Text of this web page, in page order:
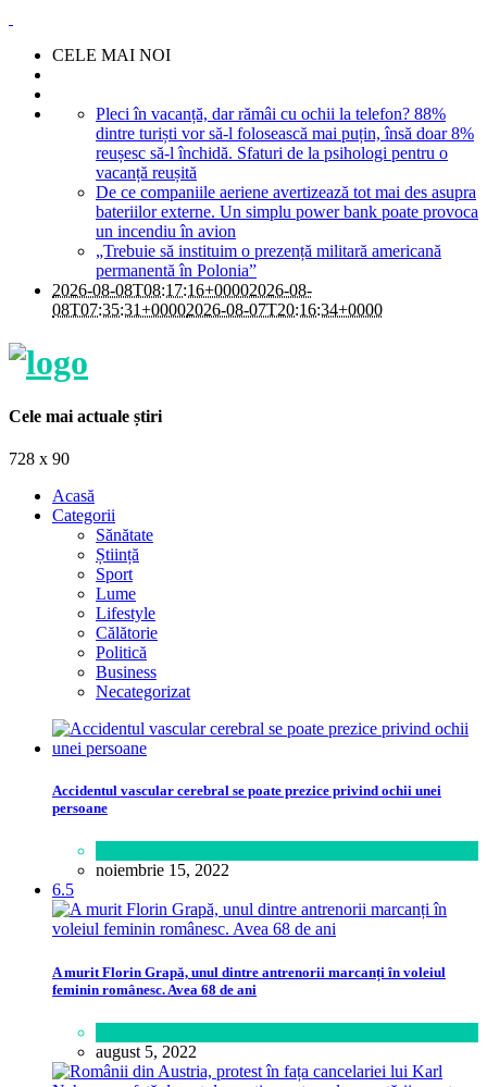
CELE MAI NOI
Pleci în vacanță, dar rămâi cu ochii la telefon? 88%
dintre turiști vor să-l folosească mai puțin, însă doar 8%
reușesc să-l închidă. Sfaturi de la psihologi pentru o
vacanță reușită
De ce companiile aeriene avertizează tot mai des asupra
bateriilor externe. Un simplu power bank poate provoca
un incendiu în avion
„Trebuie să instituim o prezență militară americană
permanentă în Polonia”
2026-08-08T08:17:16+00002026-08-
08T07:35:31+00002026-08-07T20:16:34+0000
Cele mai actuale știri
728 x 90
Acasă
Categorii
Sănătate
Știință
Sport
Lume
Lifestyle
Călătorie
Politică
Business
Necategorizat
Accidentul vascular cerebral se poate prezice privind ochii unei
persoane
noiembrie 15, 2022
6.5
A murit Florin Grapă, unul dintre antrenorii marcanți în voleiul
feminin românesc. Avea 68 de ani
august 5, 2022